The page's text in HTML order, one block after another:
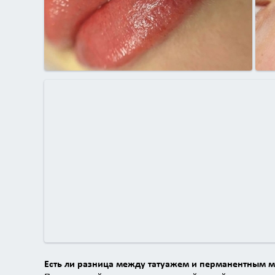
Есть ли разница между татуажем и перманентным